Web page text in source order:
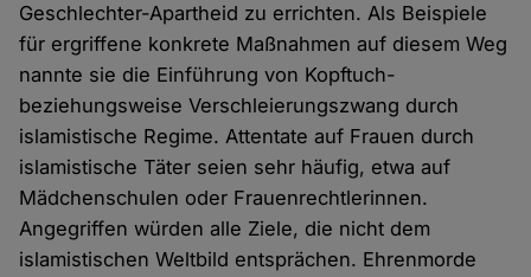
Geschlechter-Apartheid zu errichten. Als Beispiele
für ergriffene konkrete Maßnahmen auf diesem Weg
nannte sie die Einführung von Kopftuch-
beziehungsweise Verschleierungszwang durch
islamistische Regime. Attentate auf Frauen durch
islamistische Täter seien sehr häufig, etwa auf
Mädchenschulen oder Frauenrechtlerinnen.
Angegriffen würden alle Ziele, die nicht dem
islamistischen Weltbild entsprächen. Ehrenmorde